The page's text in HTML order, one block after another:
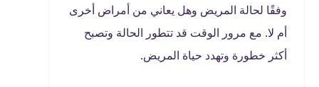
وفقًا لحالة المريض وهل يعاني من أمراض أخرى
أم لا. مع مرور الوقت قد تتطور الحالة وتصبح
أكثر خطورة وتهدد حياة المريض.